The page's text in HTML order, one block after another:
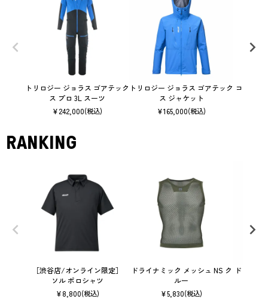
トリロジー ジョラス ゴアテック
ス プロ 3L スーツ
¥242,000(税込)
トリロジー ジョラス ゴアテック
ス ジャケット
¥165,000(税込)
コズミッ
RANKING
［渋谷店/オンライン限定］
ソル ポロシャツ
¥8,800(税込)
ドライナミック メッシュ NS ク
ルー
¥5,830(税込)
ドライナ